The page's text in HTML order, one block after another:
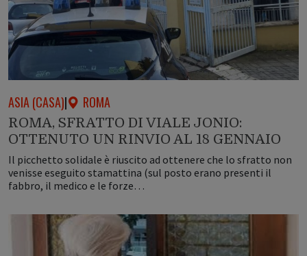
ASIA (CASA)| ROMA
ROMA, SFRATTO DI VIALE JONIO:
OTTENUTO UN RINVIO AL 18 GENNAIO
Il picchetto solidale è riuscito ad ottenere che lo sfratto non
venisse eseguito stamattina (sul posto erano presenti il
fabbro, il medico e le forze…